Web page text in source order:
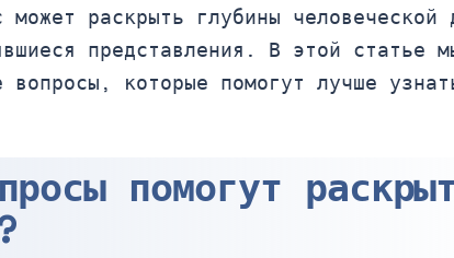
может раскрыть глубины человеческой
представления. В этой статье
вопросы, которые помогут лучше
помогут